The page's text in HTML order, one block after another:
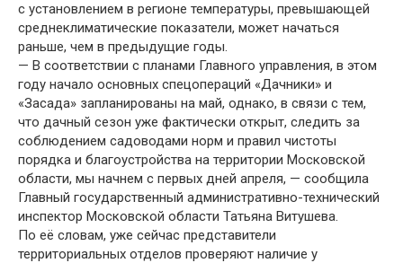
с установлением в регионе температуры, превышающей
среднеклиматические показатели, может начаться
раньше, чем в предыдущие годы.
— В соответствии с планами Главного управления, в этом
году начало основных спецопераций «Дачники» и
«Засада» запланированы на май, однако, в связи с тем,
что дачный сезон уже фактически открыт, следить за
соблюдением садоводами норм и правил чистоты
порядка и благоустройства на территории Московской
области, мы начнем с первых дней апреля, — сообщила
Главный государственный административно-технический
инспектор Московской области Татьяна Витушева.
По её словам, уже сейчас представители
территориальных отделов проверяют наличие у